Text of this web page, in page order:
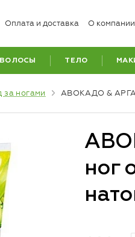
Оплата и доставка О компании
ВОЛОСЫ ТЕЛО
за ногами АВОКАДО &
ног